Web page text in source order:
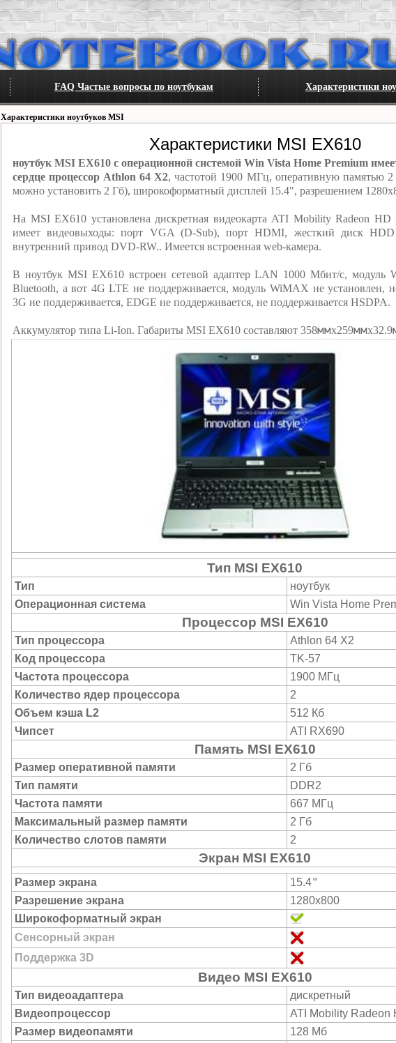
FAQ Частые вопросы по ноутбукам Характеристики
Характеристики ноутбуков MSI
Характеристики MSI EX610
ноутбук MSI EX610 с операционной системой Win Vista Home Premium
сердце процессор Athlon 64 X2, частотой 1900 МГц, оперативную памятью
можно установить 2 Гб), широкоформатный дисплей 15.4", разрешением
На MSI EX610 установлена дискретная видеокарта ATI Mobility Radeon
имеет видеовыходы: порт VGA (D-Sub), порт HDMI, жесткий диск
внутренний привод DVD-RW.. Имеется встроенная web-камера.
В ноутбук MSI EX610 встроен сетевой адаптер LAN 1000 Мбит/с, модуль
Bluetooth, а вот 4G LTE не поддерживается, модуль WiMAX не установлен,
3G не поддерживается, EDGE не поддерживается, не поддерживается HSDPA.
Аккумулятор типа Li-Ion. Габариты MSI EX610 составляют 358ммх259ммх32.9
Тип MSI EX610
Тип
ноутбук
Операционная система
Win Vista Home
Процессор MSI EX610
Тип процессора
Athlon 64 X2
Код процессора
TK-57
Частота процессора
1900 МГц
Количество ядер процессора
2
Объем кэша L2
512 Кб
Чипсет
ATI RX690
Память MSI EX610
Размер оперативной памяти
2 Гб
Тип памяти
DDR2
Частота памяти
667 МГц
Максимальный размер памяти
2 Гб
Количество слотов памяти
2
Экран MSI EX610
Размер экрана 15.4"
Разрешение экрана
1280x800
Широкоформатный экран
Сенсорный экран
Поддержка 3D
Видео MSI EX610
Тип видеоадаптера
дискретный
Видеопроцессор
ATI Mobility Radeon
Размер видеопамяти
128 Мб